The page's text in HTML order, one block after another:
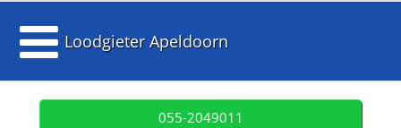
Loodgieter Apeldoorn
055-2049011